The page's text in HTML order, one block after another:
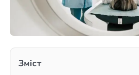
Зміст